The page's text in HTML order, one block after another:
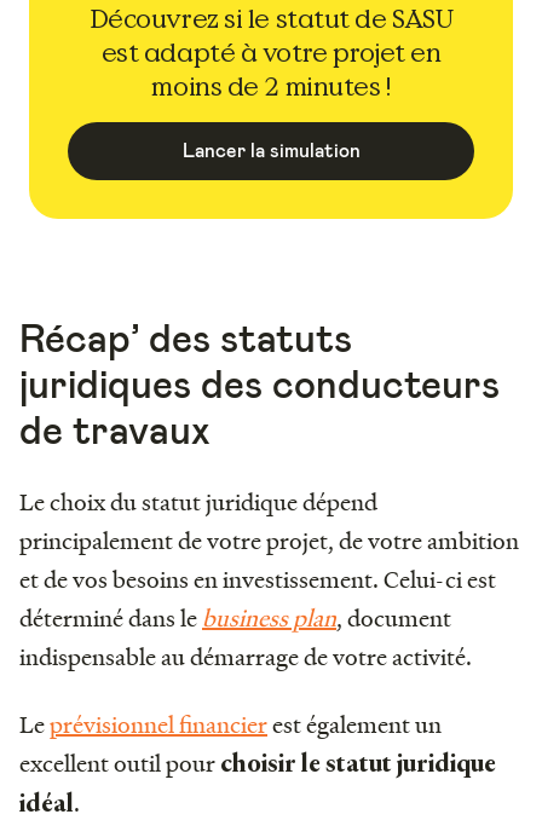
Découvrez si le statut de SASU
est adapté à votre projet en
moins de 2 minutes !
Lancer la simulation
Récap’ des statuts
juridiques des conducteurs
de travaux
Le choix du statut juridique dépend
principalement de votre projet, de votre ambition
et de vos besoins en investissement. Celui-ci est
déterminé dans lebusiness plan, document
indispensable au démarrage de votre activité.
Leprévisionnel financierest également un
excellent outil pour choisir le statut juridique
idéal .